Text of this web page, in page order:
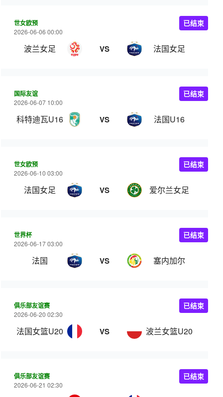
世女欧预
2026-06-06 00:00
波兰女足 VS 法国女足
已结束
国际友谊
2026-06-07 10:00
科特迪瓦U16 VS 法国U16
已结束
世女欧预
2026-06-10 03:00
法国女足 VS 爱尔兰女足
已结束
世界杯
2026-06-17 03:00
法国 VS 塞内加尔
已结束
俱乐部友谊赛
2026-06-20 02:30
法国女篮U20 VS 波兰女篮U20
已结束
俱乐部友谊赛
2026-06-21 02:30
已结束